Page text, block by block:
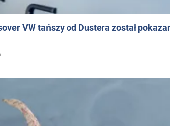
VW tańszy od Dustera został